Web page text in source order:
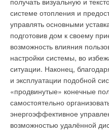
системе отопления и
управлять основными
подготовив дом к своему
возможность влияния
настройки системы, во
ситуации. Наконец,
и эксплуатации подобной
«продвинутые» конечные
самостоятельно
энергоэффективное
возможностью удалённой